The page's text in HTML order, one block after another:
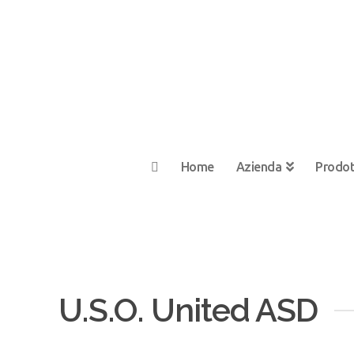
Home Azienda
U.S.O. United ASD